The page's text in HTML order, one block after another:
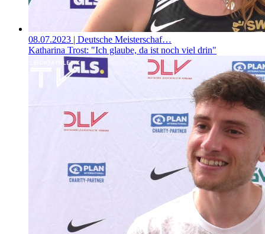
08.07.2023 | Deutsche Meisterschaf…
Katharina Trost: "Ich glaube, da ist noch viel drin"